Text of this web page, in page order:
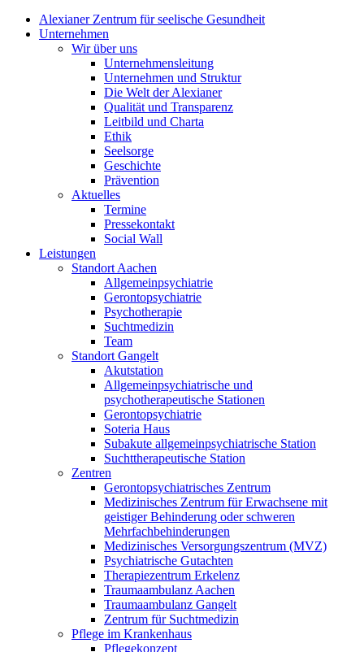
Alexianer Zentrum für seelische Gesundheit
Unternehmen
Wir über uns
Unternehmensleitung
Unternehmen und Struktur
Die Welt der Alexianer
Qualität und Transparenz
Leitbild und Charta
Ethik
Seelsorge
Geschichte
Prävention
Aktuelles
Termine
Pressekontakt
Social Wall
Leistungen
Standort Aachen
Allgemeinpsychiatrie
Gerontopsychiatrie
Psychotherapie
Suchtmedizin
Team
Standort Gangelt
Akutstation
Allgemeinpsychiatrische und
psychotherapeutische Stationen
Gerontopsychiatrie
Soteria Haus
Subakute allgemeinpsychiatrische Station
Suchttherapeutische Station
Zentren
Gerontopsychiatrisches Zentrum
Medizinisches Zentrum für Erwachsene mit
geistiger Behinderung oder schweren
Mehrfachbehinderungen
Medizinisches Versorgungszentrum (MVZ)
Psychiatrische Gutachten
Therapiezentrum Erkelenz
Traumaambulanz Aachen
Traumaambulanz Gangelt
Zentrum für Suchtmedizin
Pflege im Krankenhaus
Pflegekonzept